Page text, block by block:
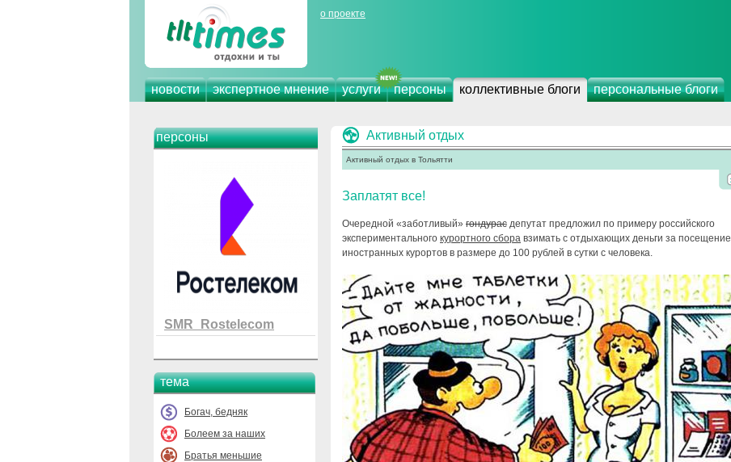
о проекте
новости экспертное мнение услуги персоны коллективные блоги персональные блоги
персоны
SMR_Rostelecom
тема
Богач, бедняк
Болеем за наших
Братья меньшие
Активный отдых
Активный отдых в Тольятти
Заплатят все!
Очередной «заботливый» гондурас депутат предложил по примеру российского
экспериментального курортного сбора взимать с отдыхающих деньги за посещение
иностранных курортов в размере до 100 рублей в сутки с человека.